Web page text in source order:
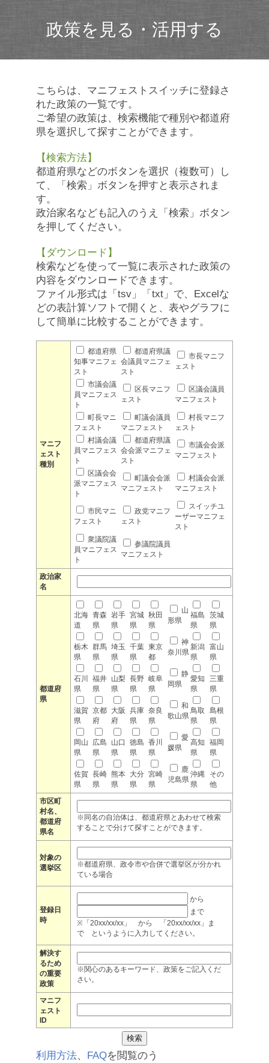
政策を見る・活用する
こちらは、マニフェストスイッチに登録さ
れた政策の一覧です。
ご希望の政策は、検索機能で種別や都道府
県を選択して探すことができます。
【検索方法】
都道府県などのボタンを選択（複数可）し
て、「検索」ボタンを押すと表示されま
す。
政治家名なども記入のうえ「検索」ボタン
を押してください。
【ダウンロード】
検索などを使って一覧に表示された政策の
内容をダウンロードできます。
ファイル形式は「tsv」「txt」で、Excelな
どの表計算ソフトで開くと、表やグラフに
して簡単に比較することができます。
マニフ
ェスト
種別
都道府県
知事マニフェ
スト
都道府県議
会議員マニフェ
スト
市長マニフ
ェスト
市議会議
員マニフェス
ト
区長マニフ
ェスト
区議会議員
マニフェスト
町長マニ
フェスト
町議会議員
マニフェスト
村長マニフ
ェスト
村議会議
員マニフェス
ト
都道府県議
会会派マニフェ
スト
市議会会派
マニフェスト
区議会会
派マニフェス
ト
町議会会派
マニフェスト
村議会会派
マニフェスト
市民マニ
フェスト
政党マニフ
ェスト
スイッチユ
ーザーマニフェ
スト
衆議院議
員マニフェス
ト
参議院議員
マニフェスト
政治家
名
都道府
県
北海
道
青森
県
岩手
県
宮城
県
秋田
県
山
形県
福島
県
茨城
県
栃木
県
群馬
県
埼玉
県
千葉
県
東京
都
神
奈川県
新潟
県
富山
県
石川
県
福井
県
山梨
県
長野
県
岐阜
県
静
岡県
愛知
県
三重
県
滋賀
県
京都
府
大阪
府
兵庫
県
奈良
県
和
歌山県
鳥取
県
島根
県
岡山
県
広島
県
山口
県
徳島
県
香川
県
愛
媛県
高知
県
福岡
県
佐賀
県
長崎
県
熊本
県
大分
県
宮崎
県
鹿
児島県
沖縄
県
その
他
市区町
村名、
都道府
県名
※同名の自治体は、都道府県とあわせて検索
することで分けて探すことができます。
対象の
選挙区
※都道府県、政令市や合併で選挙区が分かれ
ている場合
登録日
時
から
まで
※「20xx/xx/xx」 から 「20xx/xx/xx」ま
で というように入力してください。
解決す
るため
の重要
政策
※関心のあるキーワード、政策をご記入くだ
さい。
マニフ
ェスト
ID
利用方法、 FAQを閲覧のう